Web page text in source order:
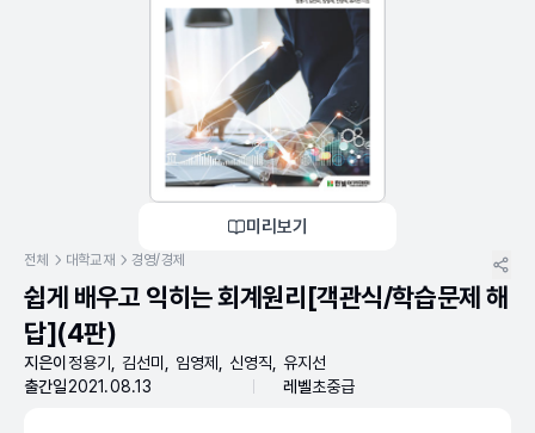
미리보기
전체 대학교재 경영/경제
쉽게 배우고 익히는 회계원리[객관식/학습문제 해
답](4판)
지은이 정용기, 김선미, 임영제, 신영직, 유지선
출간일2021.08.13 레벨초중급